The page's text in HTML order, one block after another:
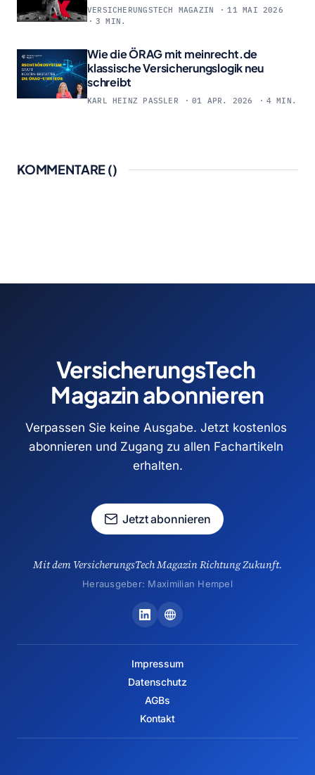
VERSICHERUNGSTECH MAGAZIN
11 MAI 2026
3 MIN.
Wie die ÖRAG mit meinrecht.de
klassische Versicherungslogik neu
schreibt
KARL HEINZ PASSLER 01 APR. 2026 4 MIN.
KOMMENTARE ()
VersicherungsTech
Magazin abonnieren
Verpassen Sie keine Ausgabe. Jetzt kostenlos
abonnieren und Zugang zu allen Fachartikeln
erhalten.
Jetzt abonnieren
Mit dem VersicherungsTech Magazin Richtung Zukunft.
Herausgeber: Maximilian Hempel
Impressum
Datenschutz
AGBs
Kontakt